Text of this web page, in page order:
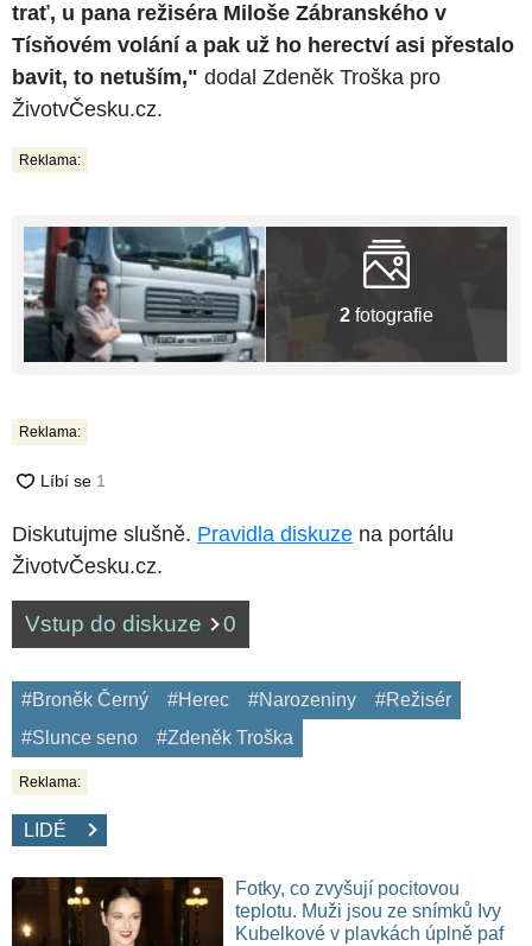
trať, u pana režiséra Miloše Zábranského v
Tísňovém volání a pak už ho herectví asi přestalo
bavit, to netuším," dodal Zdeněk Troška pro
ŽivotvČesku.cz.
Reklama:
2 fotografie
Reklama:
Diskutujme slušně. Pravidla diskuze na portálu
ŽivotvČesku.cz.
Vstup do diskuze 0
#Broněk Černý #Herec #Narozeniny
#Režisér
#Slunce seno
#Zdeněk Troška
Reklama:
LIDÉ
Fotky, co zvyšují pocitovou
teplotu. Muži jsou ze snímků Ivy
Kubelkové v plavkách úplně paf